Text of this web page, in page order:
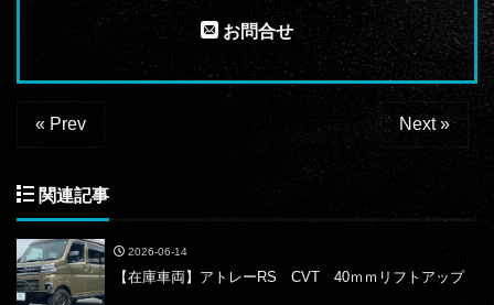
お問合せ
« Prev Next »
関連記事
2026-06-14
【在庫車両】アトレーRS CVT 40ｍｍリフトアップ